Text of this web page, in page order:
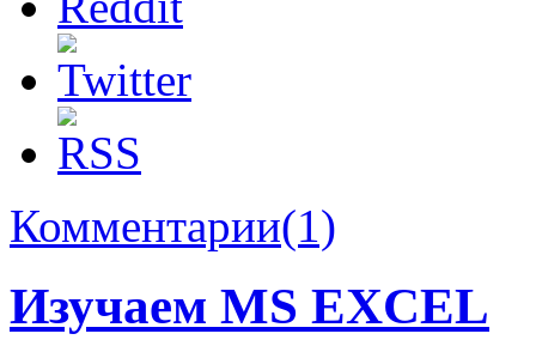
Комментарии(1)
Изучаем MS EXCEL